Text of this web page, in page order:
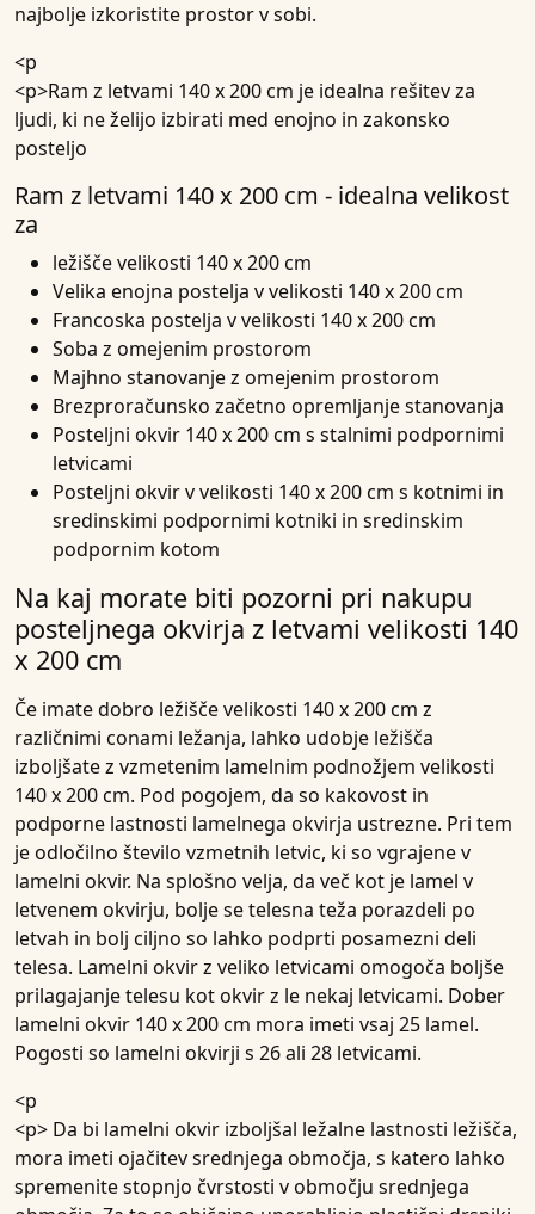
najbolje izkoristite prostor v sobi.
<p
<p>Ram z letvami 140 x 200 cm je idealna rešitev za
ljudi, ki ne želijo izbirati med enojno in zakonsko
posteljo
Ram z letvami 140 x 200 cm - idealna velikost
za
ležišče velikosti 140 x 200 cm
Velika enojna postelja v velikosti 140 x 200 cm
Francoska postelja v velikosti 140 x 200 cm
Soba z omejenim prostorom
Majhno stanovanje z omejenim prostorom
Brezproračunsko začetno opremljanje stanovanja
Posteljni okvir 140 x 200 cm s stalnimi podpornimi
letvicami
Posteljni okvir v velikosti 140 x 200 cm s kotnimi in
sredinskimi podpornimi kotniki in sredinskim
podpornim kotom
Na kaj morate biti pozorni pri nakupu
posteljnega okvirja z letvami velikosti 140
x 200 cm
Če imate dobro ležišče velikosti 140 x 200 cm z
različnimi conami ležanja, lahko udobje ležišča
izboljšate z vzmetenim lamelnim podnožjem velikosti
140 x 200 cm. Pod pogojem, da so kakovost in
podporne lastnosti lamelnega okvirja ustrezne. Pri tem
je odločilno število vzmetnih letvic, ki so vgrajene v
lamelni okvir. Na splošno velja, da več kot je lamel v
letvenem okvirju, bolje se telesna teža porazdeli po
letvah in bolj ciljno so lahko podprti posamezni deli
telesa. Lamelni okvir z veliko letvicami omogoča boljše
prilagajanje telesu kot okvir z le nekaj letvicami. Dober
lamelni okvir 140 x 200 cm mora imeti vsaj 25 lamel.
Pogosti so lamelni okvirji s 26 ali 28 letvicami.
<p
<p> Da bi lamelni okvir izboljšal ležalne lastnosti ležišča,
mora imeti ojačitev srednjega območja, s katero lahko
spremenite stopnjo čvrstosti v območju srednjega